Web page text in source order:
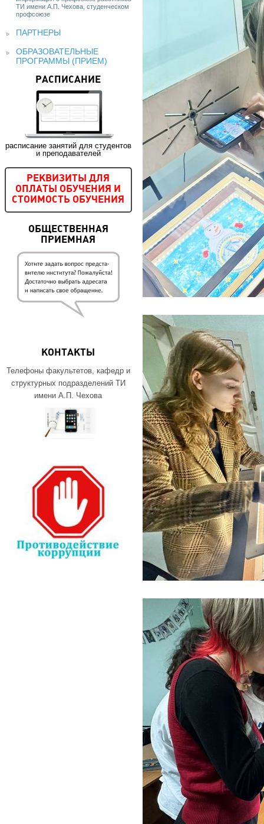
ТИ имени А.П. Чехова, студенческом
профсоюзе
ПАРТНЕРЫ
ОБРАЗОВАТЕЛЬНЫЕ
ПРОГРАММЫ (ПРИЕМ)
РАСПИСАНИЕ
расписание занятий для студентов
и преподавателей
РЕКВИЗИТЫ ДЛЯ
ОПЛАТЫ ОБУЧЕНИЯ И
СТОИМОСТЬ ОБУЧЕНИЯ
ОБЩЕСТВЕННАЯ
ПРИЕМНАЯ
КОНТАКТЫ
Телефоны факультетов, кафедр и
структурных подразделений ТИ
имени А.П. Чехова